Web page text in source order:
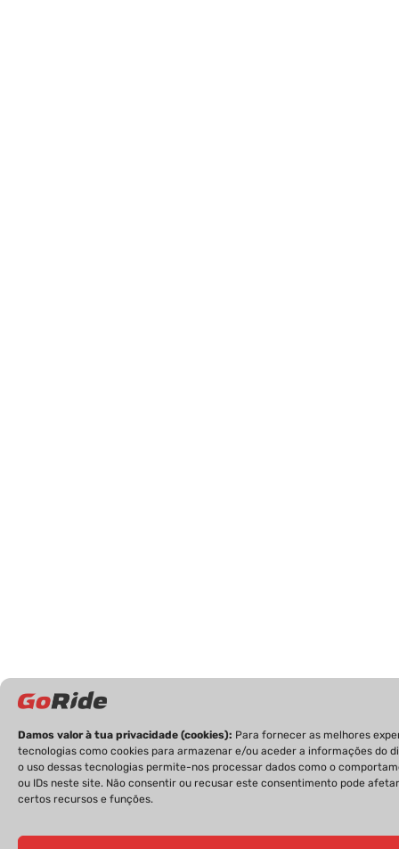
Damos valor à tua privacidade (cookies): Para fornecer as melhores
tecnologias como cookies para armazenar e/ou aceder a informações do
o uso dessas tecnologias permite-nos processar dados como o
ou IDs neste site. Não consentir ou recusar este consentimento pode
certos recursos e funções.